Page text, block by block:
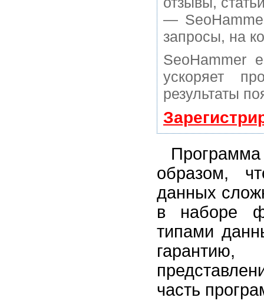
—
запросы, на
SeoHammer
ускоряет
результаты
образом,
данных
в наборе
типами
часть